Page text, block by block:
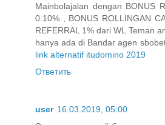
Mainbolajalan dengan BONUS
0.10% , BONUS ROLLINGAN
REFERRAL 1% dari WL Teman
hanya ada di Bandar agen
link alternatif itudomino 2019
Ответить
user 16.03.2019, 05:00